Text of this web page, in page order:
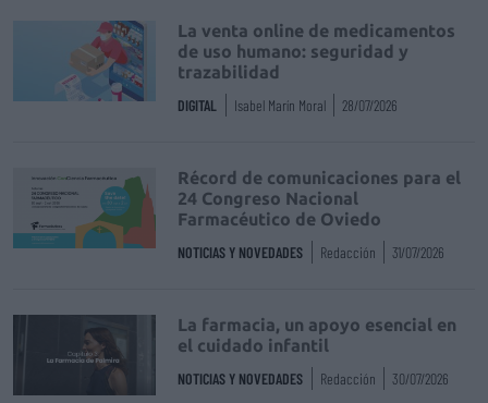
La venta online de medicamentos
de uso humano: seguridad y
trazabilidad
DIGITAL Isabel Marín Moral 28/07/2026
Récord de comunicaciones para el
24 Congreso Nacional
Farmacéutico de Oviedo
NOTICIAS Y NOVEDADES Redacción 31/07/2026
La farmacia, un apoyo esencial en
el cuidado infantil
NOTICIAS Y NOVEDADES Redacción 30/07/2026